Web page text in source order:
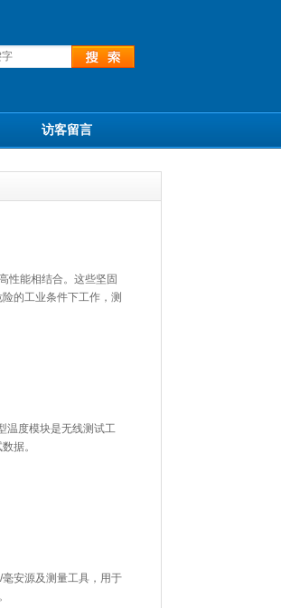
访客留言
性能相结合。这些坚固
的工业条件下工作，测
温度模块是无线测试工
据。
安源及测量工具，用于